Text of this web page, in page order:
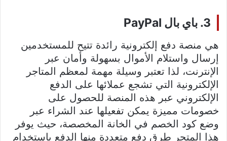
3. باي بال PayPal
هي منصة دفع إلكترونية رائدة تتيح للمستخدمين
إرسال واستلام الأموال بسهولة وأمان عبر
الإنترنت، لذا تعتبر وسيلة مهمة لمعظم المتاجر
الإلكترونية التي تشجع عملائها على الدفع
الإلكتروني عبر هذه المنصة للحصول على
خصومات مميزة يمكن تفعيلها عند الشراء عبر
وضع كود الخصم في الخانة المخصصة، حيث يوفر
هذا المتجر طرق دفع متعددة منها الدفع باستخدام